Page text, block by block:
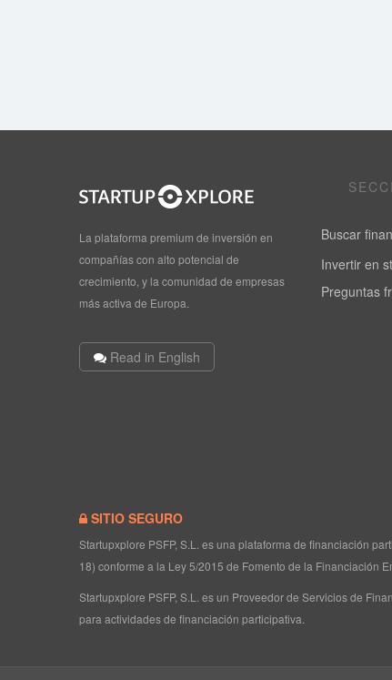
La plataforma premium de inversión en
compañías con alto potencial de
crecimiento, y la comunidad de empresas
más activa de Europa.
Read in English
Buscar
Invertir en
Preguntas
SITIO SEGURO
Startupxplore PSFP, S.L. es una plataforma de financiación
18) conforme a la Ley 5/2015 de Fomento de la Financiación
Startupxplore PSFP, S.L. es un Proveedor de Servicios de
para actividades de financiación participativa.